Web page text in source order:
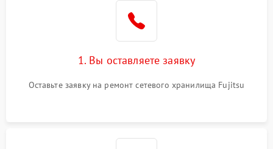
1. Вы оставляете заявку
Оставьте заявку на ремонт сетевого хранилища Fujitsu